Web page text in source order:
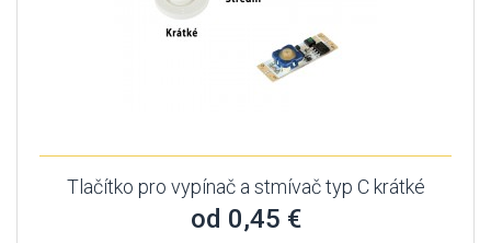
Tlačítko pro vypínač a stmívač typ C krátké
od 0,45 €